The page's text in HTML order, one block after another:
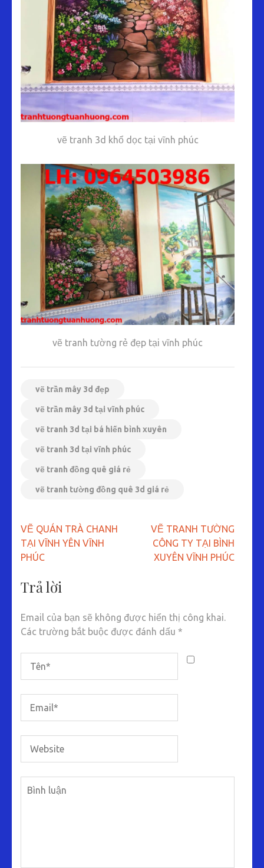
vẽ tranh 3d khổ dọc tại vĩnh phúc
vẽ tranh tường rẻ đẹp tại vĩnh phúc
vẽ trần mây 3d đẹp
vẽ trần mây 3d tại vĩnh phúc
vẽ tranh 3d tại bá hiến bình xuyên
vẽ tranh 3d tại vĩnh phúc
vẽ tranh đồng quê giá rẻ
vẽ tranh tường đồng quê 3d giá rẻ
Điều
hướng
bài
VẼ QUÁN TRÀ CHANH
TẠI VĨNH YÊN VĨNH
PHÚC
VẼ TRANH TƯỜNG
CÔNG TY TẠI BÌNH
XUYÊN VĨNH PHÚC
Trả lời
Email của bạn sẽ không được hiển thị công khai.
Các trường bắt buộc được đánh dấu *